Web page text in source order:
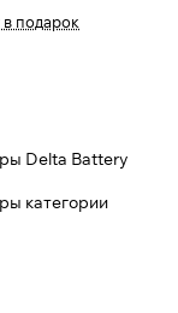
в подарок
Delta Battery
категории